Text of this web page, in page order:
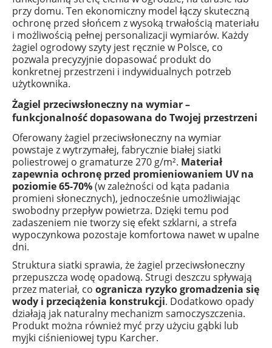
przy domu. Ten ekonomiczny model łączy skuteczną
ochronę przed słońcem z wysoką trwałością materiału
i możliwością pełnej personalizacji wymiarów. Każdy
żagiel ogrodowy szyty jest ręcznie w Polsce, co
pozwala precyzyjnie dopasować produkt do
konkretnej przestrzeni i indywidualnych potrzeb
użytkownika.
Żagiel przeciwsłoneczny na wymiar –
funkcjonalność dopasowana do Twojej przestrzeni
Oferowany żagiel przeciwsłoneczny na wymiar
powstaje z wytrzymałej, fabrycznie białej siatki
poliestrowej o gramaturze 270 g/m². Materiał
zapewnia ochronę przed promieniowaniem UV na
poziomie 65-70%(w zależności od kąta padania
promieni słonecznych), jednocześnie umożliwiając
swobodny przepływ powietrza. Dzięki temu pod
zadaszeniem nie tworzy się efekt szklarni, a strefa
wypoczynkowa pozostaje komfortowa nawet w upalne
dni.
Struktura siatki sprawia, że żagiel przeciwsłoneczny
przepuszcza wodę opadową. Strugi deszczu spływają
przez materiał, co ogranicza ryzyko gromadzenia się
wody i przeciążenia konstrukcji. Dodatkowo opady
działają jak naturalny mechanizm samoczyszczenia.
Produkt można również myć przy użyciu gąbki lub
myjki ciśnieniowej typu Karcher.